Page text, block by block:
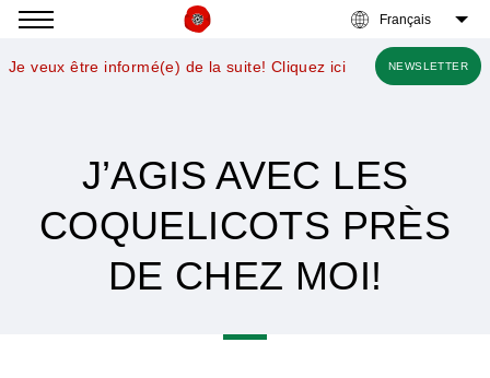
Je veux être informé(e) de la suite! Cliquez ici NEWSLETTER
J’AGIS AVEC LES
COQUELICOTS PRÈS
DE CHEZ MOI!
à